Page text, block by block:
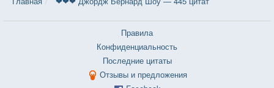
Правила
Конфиденциальность
Последние цитаты
Отзывы и предложения